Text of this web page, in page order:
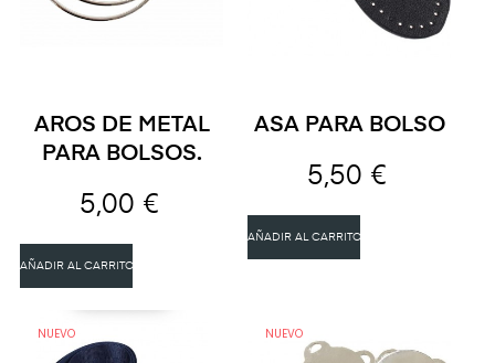
AROS DE METAL
PARA BOLSOS.
5,00 €
AÑADIR AL CARRITO
ASA PARA BOLSO
5,50 €
AÑADIR AL CARRITO
NUEVO NUEVO